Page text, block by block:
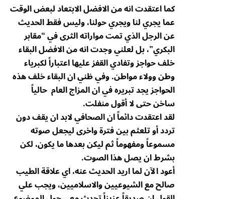
كما اعتقدت انه من الافضل الابتعاد لبعض الوقت
عما يجري لنا ويجري حولنا، وليس فقط الحديث
عن الرجل الذي تمت مواراته الثرى في “مقابر
البكري”، بل لعلني وجدت انه من الافضل البقاء
خلف حواجز وتفادي القفز عليها اعتباراً لكبرياء
وطن وولاء مواطن. وفي ظني ان البقاء خلف هذه
الحواجز يجد تبريره في ان المزاج العام حالياً
ساخن حتى لا أقول منفلت.
لقد اعتقدت دائماً ان الصحافي لابد ان يقف دون
تردد أو تلعثم بين فترة واخرى ليجعل صوته
مسموعاً ومفهوماً ثم ليكن بعدها ما يكون، لكن
بشرط ان يصل هذا الصوت.
أعود الآن لما اريد الحديث عنه، اي علاقة الطيب
صالح مع الشيوعيين والاسلاميين، ويجب علي